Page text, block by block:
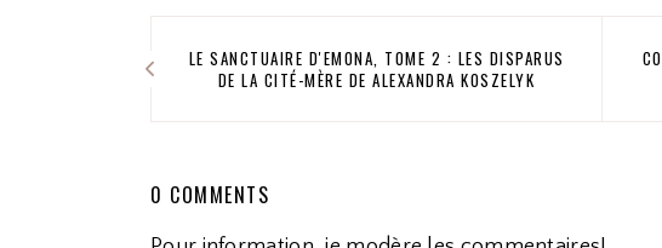
LE SANCTUAIRE D'EMONA, TOME 2 : LES DISPARUS
DE LA CITÉ-MÈRE DE ALEXANDRA KOSZELYK
0 COMMENTS